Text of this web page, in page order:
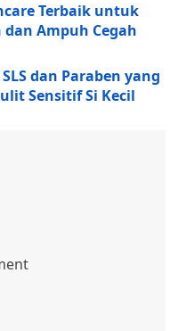
Terbaik untuk
Ampuh Cegah
dan Paraben yang
Sensitif Si Kecil